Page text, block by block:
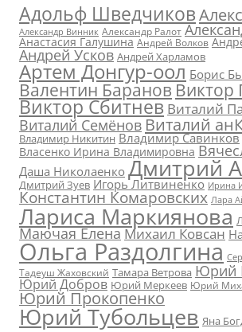
Адольф Шведчиков
Александр Винник Александр Ралот
Анастасия Галушина Андрей Волков
Андрей Усков Андрей Харламов
Артем Донгур-оол Борис
Валентин БарановВиктор
Виктор Сбитнев Виталий
Виталий СемёновВиталий
Владимир Никитин Владимир Савинков
Власенко Ирина Владимировна
Даша Николаенко Дмитрий
Дмитрий Зуев Игорь Литвиненко Ирина
Константин Комаровских Лара
Лариса Маркиянова
Маючая ЕленаМихаил Ковсан
Ольга Раздолгина
Тадеуш Жаховский Тамара Ветрова Юрий
Юрий Добров Юрий Меркеев Юрий
Юрий Прокопенко
Юрий Тубольцев Яна